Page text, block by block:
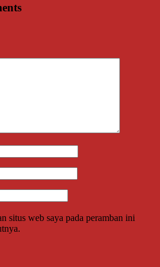
situs web saya pada peramban ini